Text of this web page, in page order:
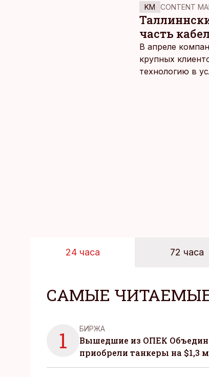
KM CONTENT
часть
В апреле
крупных
технологию в
24 часа 72 часа
САМЫЕ
1 БИРЖА
Вышедшие из ОПЕК
приобрели танкеры на $1,3